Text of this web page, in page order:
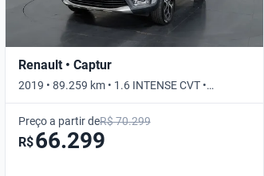
Renault • Captur
2019 • 89.259 km • 1.6 INTENSE CVT •
Automático
Preço a partir deR$ 70.299
R$66.299